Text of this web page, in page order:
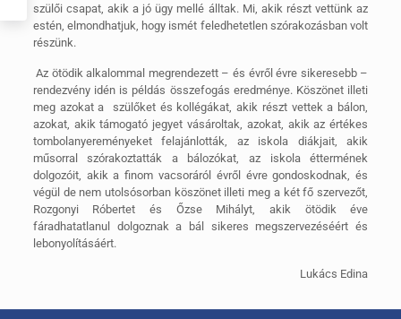
szülői csapat, akik a jó ügy mellé álltak. Mi, akik részt vettünk az
estén, elmondhatjuk, hogy ismét feledhetetlen szórakozásban volt
részünk.
Az ötödik alkalommal megrendezett – és évről évre sikeresebb –
rendezvény idén is példás összefogás eredménye. Köszönet illeti
meg azokat a szülőket és kollégákat, akik részt vettek a bálon,
azokat, akik támogató jegyet vásároltak, azokat, akik az értékes
tombolanyereményeket felajánlották, az iskola diákjait, akik
műsorral szórakoztatták a bálozókat, az iskola éttermének
dolgozóit, akik a finom vacsoráról évről évre gondoskodnak, és
végül de nem utolsósorban köszönet illeti meg a két fő szervezőt,
Rozgonyi Róbertet és Őzse Mihályt, akik ötödik éve
fáradhatatlanul dolgoznak a bál sikeres megszervezéséért és
lebonyolításáért.
Lukács Edina